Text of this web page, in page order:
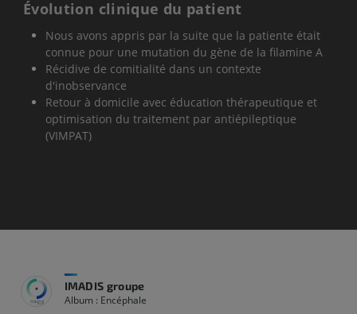
Évolution clinique du patient
Nous avons appris par la suite que la patiente était
connue pour une mutation du gène de la filamine A
Récidive de comitialité dans un contexte
d'inobservance
Retour à domicile avec éducation thérapeutique et
optimisation du traitement par antiépileptique
(VIMPAT)
IMADIS groupe
Album : Encéphale